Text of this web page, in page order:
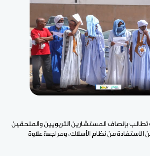
تطالب بإنصاف المستشارين التربويين والملحقين
الاستفادة من نظام الأسلاك، ومراجعة علاوة